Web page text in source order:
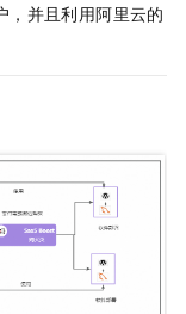
，并且利用阿里云的